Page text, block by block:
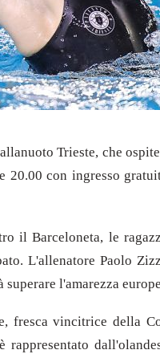
Trieste, che
con ingresso
il Barceloneta, le
L'allenatore Paolo
l'amarezza
fresca vincitrice della